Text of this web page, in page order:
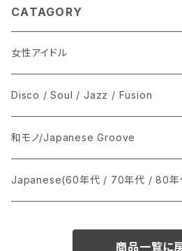
CATAGORY
女性アイドル
シングル盤
あ行
か行
LP
CD
Disco / Soul / Jazz / Fusion
シングル盤
A
12インチ・シングル
和モノ/Japanese Groove
シングル盤
Japanese(60年代 / 70年代 / 80年
商品一覧に